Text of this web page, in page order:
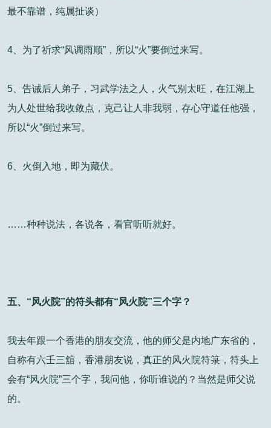
最不靠谱，纯属扯谈）
4、为了祈求“风调雨顺”，所以“火”要倒过来写。
5、告诫后人弟子，习武学法之人，火气别太旺，在江湖上
为人处世给我收敛点，克己让人非我弱，存心守道任他强，
所以“火”倒过来写。
6、火倒入地，即为藏伏。
……种种说法，各说各，看官听听就好。
五、“风火院”的符头都有“风火院”三个字？
我去年跟一个香港的朋友交流，他的师父是内地广东省的，
自称有六壬三舘，香港朋友说，真正的风火院符箓，符头上
会有“风火院”三个字，我问他，你听谁说的？当然是师父说
的。